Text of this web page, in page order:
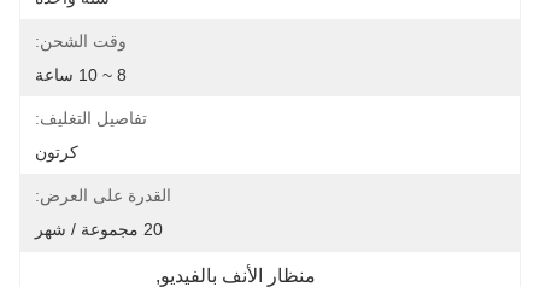
وقت الشحن:
تفاصيل التغليف:
كرتون
القدرة على العرض:
20 مجموعة / شهر
منظار الأنف بالفيديو,